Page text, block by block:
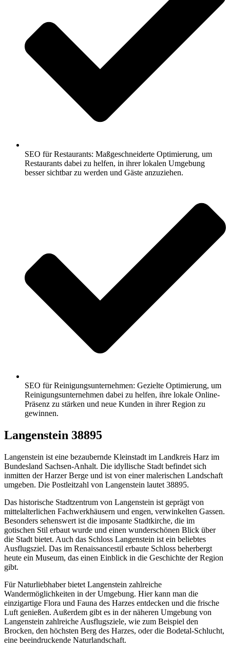
SEO für Restaurants: Maßgeschneiderte Optimierung, um
Restaurants dabei zu helfen, in ihrer lokalen Umgebung
besser sichtbar zu werden und Gäste anzuziehen.
SEO für Reinigungsunternehmen: Gezielte Optimierung, um
Reinigungsunternehmen dabei zu helfen, ihre lokale Online-
Präsenz zu stärken und neue Kunden in ihrer Region zu
gewinnen.
Langenstein 38895
Langenstein ist eine bezaubernde Kleinstadt im Landkreis Harz im
Bundesland Sachsen-Anhalt. Die idyllische Stadt befindet sich
inmitten der Harzer Berge und ist von einer malerischen Landschaft
umgeben. Die Postleitzahl von Langenstein lautet 38895.
Das historische Stadtzentrum von Langenstein ist geprägt von
mittelalterlichen Fachwerkhäusern und engen, verwinkelten Gassen.
Besonders sehenswert ist die imposante Stadtkirche, die im
gotischen Stil erbaut wurde und einen wunderschönen Blick über
die Stadt bietet. Auch das Schloss Langenstein ist ein beliebtes
Ausflugsziel. Das im Renaissancestil erbaute Schloss beherbergt
heute ein Museum, das einen Einblick in die Geschichte der Region
gibt.
Für Naturliebhaber bietet Langenstein zahlreiche
Wandermöglichkeiten in der Umgebung. Hier kann man die
einzigartige Flora und Fauna des Harzes entdecken und die frische
Luft genießen. Außerdem gibt es in der näheren Umgebung von
Langenstein zahlreiche Ausflugsziele, wie zum Beispiel den
Brocken, den höchsten Berg des Harzes, oder die Bodetal-Schlucht,
eine beeindruckende Naturlandschaft.